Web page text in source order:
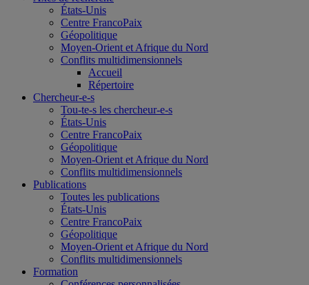
États-Unis
Centre FrancoPaix
Géopolitique
Moyen-Orient et Afrique du Nord
Conflits multidimensionnels
Accueil
Répertoire
Chercheur-e-s
Tou-te-s les chercheur-e-s
États-Unis
Centre FrancoPaix
Géopolitique
Moyen-Orient et Afrique du Nord
Conflits multidimensionnels
Publications
Toutes les publications
États-Unis
Centre FrancoPaix
Géopolitique
Moyen-Orient et Afrique du Nord
Conflits multidimensionnels
Formation